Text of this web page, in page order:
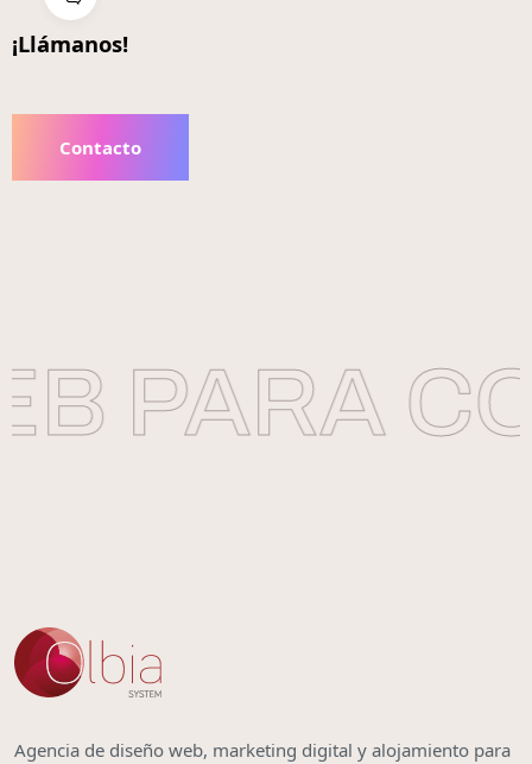
¡Llámanos!
Contacto
PARA
Agencia de diseño web, marketing digital y alojamiento para